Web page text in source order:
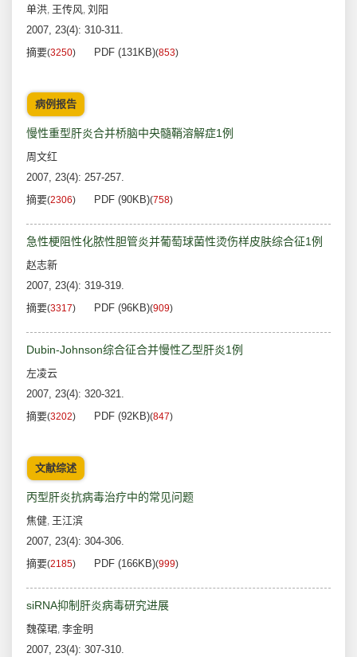
单洪, 王传风, 刘阳
2007, 23(4): 310-311.
摘要(3250) PDF (131KB)(853)
病例报告
慢性重型肝炎合并桥脑中央髓鞘溶解症1例
周文红
2007, 23(4): 257-257.
摘要(2306) PDF (90KB)(758)
急性梗阻性化脓性胆管炎并葡萄球菌性烫伤样皮肤综合征1例
赵志新
2007, 23(4): 319-319.
摘要(3317) PDF (96KB)(909)
Dubin-Johnson综合征合并慢性乙型肝炎1例
左凌云
2007, 23(4): 320-321.
摘要(3202) PDF (92KB)(847)
文献综述
丙型肝炎抗病毒治疗中的常见问题
焦健, 王江滨
2007, 23(4): 304-306.
摘要(2185) PDF (166KB)(999)
siRNA抑制肝炎病毒研究进展
魏葆珺, 李金明
2007, 23(4): 307-310.